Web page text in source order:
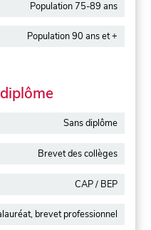
Population 75-89 ans
Population 90 ans et +
Sans diplôme
Brevet des collèges
CAP / BEP
brevet professionnel